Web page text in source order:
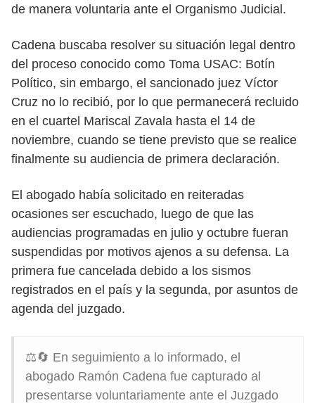
de manera voluntaria ante el Organismo Judicial.
Cadena buscaba resolver su situación legal dentro
del proceso conocido como Toma USAC: Botín
Político, sin embargo, el sancionado juez Víctor
Cruz no lo recibió, por lo que permanecerá recluido
en el cuartel Mariscal Zavala hasta el 14 de
noviembre, cuando se tiene previsto que se realice
finalmente su audiencia de primera declaración.
El abogado había solicitado en reiteradas
ocasiones ser escuchado, luego de que las
audiencias programadas en julio y octubre fueran
suspendidas por motivos ajenos a su defensa. La
primera fue cancelada debido a los sismos
registrados en el país y la segunda, por asuntos de
agenda del juzgado.
⚖️🔄 En seguimiento a lo informado, el
abogado Ramón Cadena fue capturado al
presentarse voluntariamente ante el Juzgado